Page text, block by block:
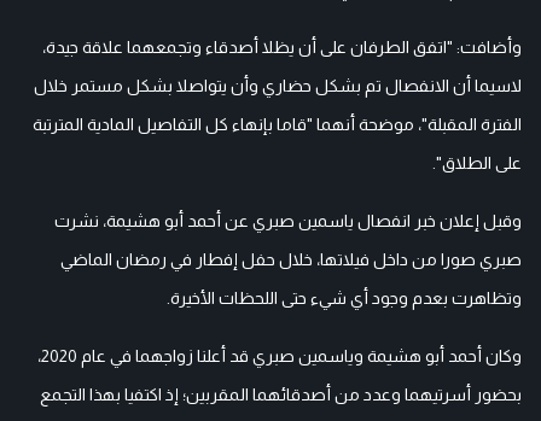
وأضافت: "اتفق الطرفان على أن يظلا أصدقاء وتجمعهما علاقة جيدة،
لاسيما أن الانفصال تم بشكل حضاري وأن يتواصلا بشكل مستمر خلال
الفترة المقبلة"، موضحة أنهما "قاما بإنهاء كل التفاصيل المادية المترتبة
على الطلاق".
وقبل إعلان خبر انفصال ياسمين صبري عن أحمد أبو هشيمة، نشرت
صبري صورا من داخل فيلاتها، خلال حفل إفطار في رمضان الماضي
وتظاهرت بعدم وجود أي شيء حتى اللحظات الأخيرة.
وكان أحمد أبو هشيمة وياسمين صبري قد أعلنا زواجهما في عام 2020،
بحضور أسرتيهما وعدد من أصدقائهما المقربين؛ إذ اكتفيا بهذا التجمع